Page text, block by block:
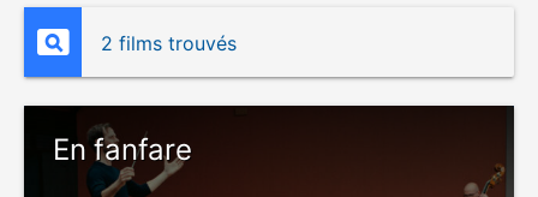
2 films trouvés
En fanfare